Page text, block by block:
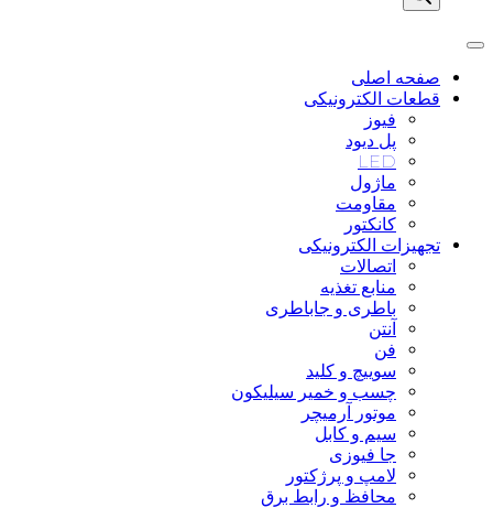
صفحه اصلی
قطعات الکترونیکی
فیوز
پل دیود
LED
ماژول
مقاومت
کانکتور
تجهیزات الکترونیکی
اتصالات
منابع تغذیه
باطری و جاباطری
آنتن
فن
سوییچ و کلید
چسب و خمیر سیلیکون
موتور آرمیچر
سیم و کابل
جا فیوزی
لامپ و پرژکتور
محافظ و رابط برق